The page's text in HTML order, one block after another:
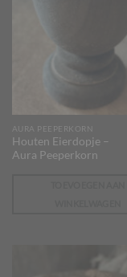
AURA PEEPERKORN
Houten Eierdopje –
Aura Peeperkorn